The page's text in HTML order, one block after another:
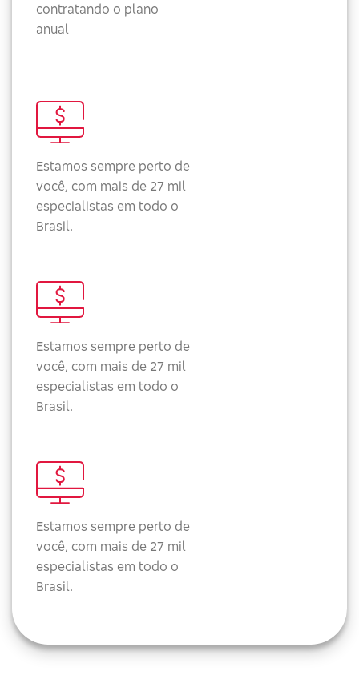
contratando o plano
anual
Estamos sempre perto de
você, com mais de 27 mil
especialistas em todo o
Brasil.
Estamos sempre perto de
você, com mais de 27 mil
especialistas em todo o
Brasil.
Estamos sempre perto de
você, com mais de 27 mil
especialistas em todo o
Brasil.